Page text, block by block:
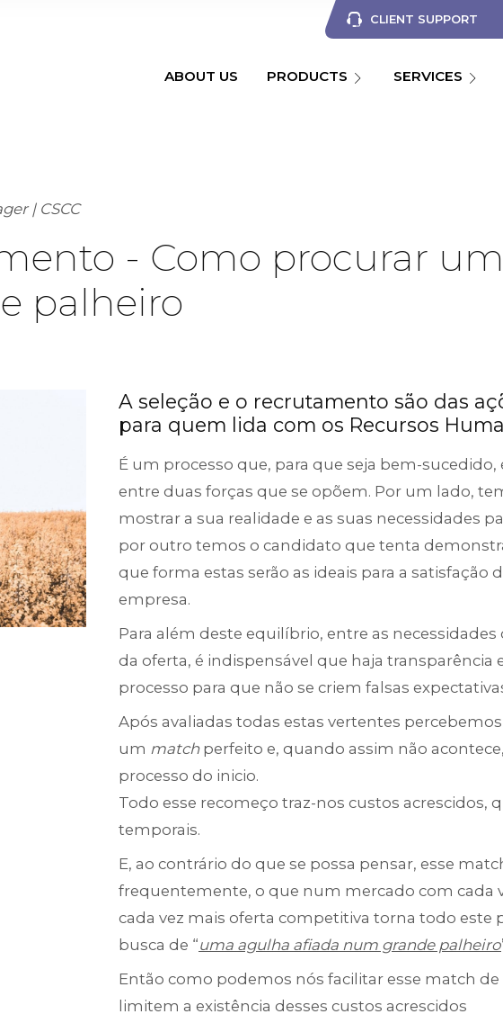
ABOUT US PRODUCTS SERVICES
CLIENT SUPPORT
| CSCC
- Como procurar
palheiro
A seleção e o recrutamento são das
para quem lida com os Recursos
É um processo que, para que seja bem-
entre duas forças que se opõem. Por um lado,
mostrar a sua realidade e as suas necessidades
por outro temos o candidato que tenta
que forma estas serão as ideais para a satisfação
empresa.
Para além deste equilíbrio, entre as
da oferta, é indispensável que haja transparência
processo para que não se criem falsas
Após avaliadas todas estas vertentes
um matchperfeito e, quando assim não
processo do inicio.
Todo esse recomeço traz-nos custos
temporais.
E, ao contrário do que se possa pensar, esse
frequentemente, o que num mercado com cada
cada vez mais oferta competitiva torna todo este
busca de “uma agulha afiada num grande palheiro
Então como podemos nós facilitar esse match
limitem a existência desses custos acrescidos